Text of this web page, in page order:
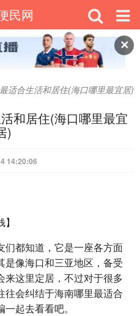
✕
民网
适合生活和居住(海口哪里最宜居)
和居住(海口哪里最宜
)
14:20:06
们都知道，它是一座各方面
是像海口和三亚地区，备受
来这里定居，不过对于很多
往会纠结于海南哪里最适合
起去看看吧。